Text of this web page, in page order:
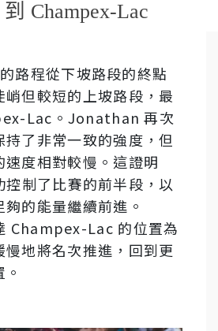
Champex-Lac
路程從下坡路段的終點
峭但較短的上坡路段，最
Lac。Jonathan 再次
了非常一致的強度，但
速度相對較慢。這證明
制了比賽的前半段，以
的能量繼續前進。
Champex-Lac 的位置為
慢地將名次推進，回到更